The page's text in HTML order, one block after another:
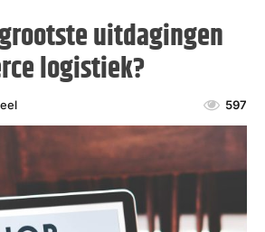
uitdagingen
logistiek?
597